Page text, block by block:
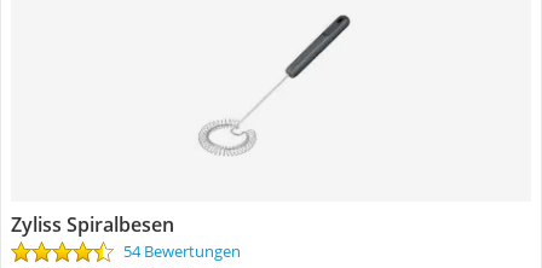
Zyliss Spiralbesen
54 Bewertungen